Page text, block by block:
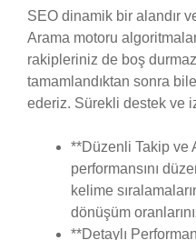
SEO dinamik bir alandır
Arama motoru
rakipleriniz de boş
tamamlandıktan sonra
ederiz. Sürekli destek ve
**Düzenli Takip ve
performansını
kelime
dönüşüm
**Detaylı